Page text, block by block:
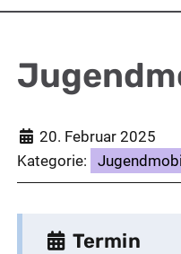
20. Februar 2025
Kategorie:
Jugendmobil
Termin